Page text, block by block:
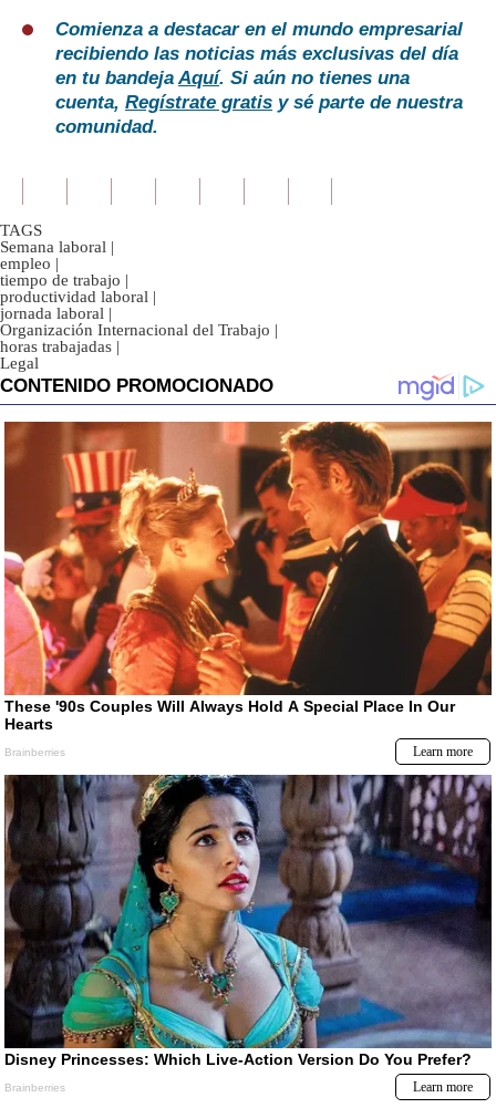
Comienza a destacar en el mundo empresarial
recibiendo las noticias más exclusivas del día
en tu bandejaAquí. Si aún no tienes una
cuenta, Regístrate gratis y sé parte de nuestra
comunidad.
TAGS
Semana laboral |
empleo |
tiempo de trabajo |
productividad laboral |
jornada laboral |
Organización Internacional del Trabajo |
horas trabajadas |
Legal